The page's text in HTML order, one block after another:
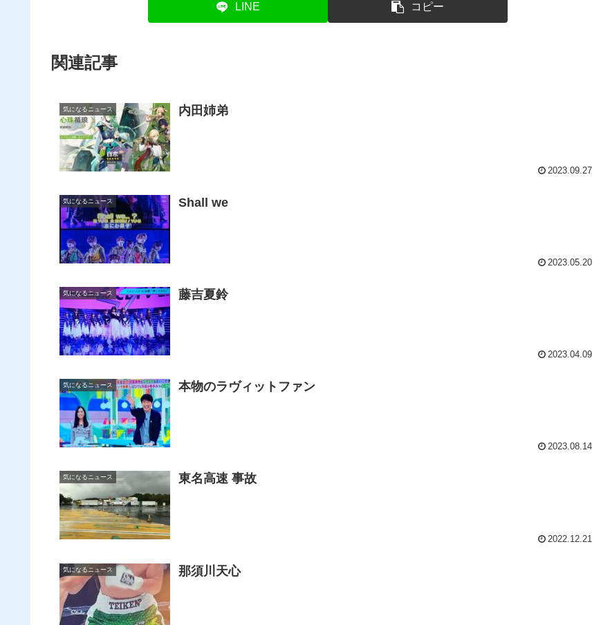
LINE コピー
関連記事
気になるニュース 内田姉弟
2023.09.27
気になるニュース Shall we
2023.05.20
気になるニュース 藤吉夏鈴
2023.04.09
気になるニュース 本物のラヴィットファン
2023.08.14
気になるニュース 東名高速 事故
2022.12.21
気になるニュース 那須川天心